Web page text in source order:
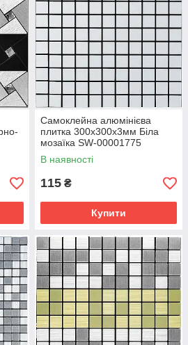
Самоклейна алюмінієва
плитка 300х300х3мм Біла
мозаїка SW-00001775
В наявності
115 ₴
Купити